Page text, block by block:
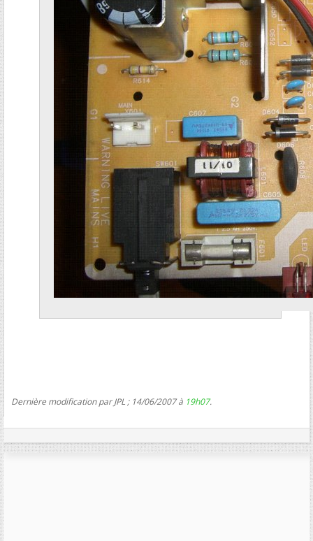
Dernière modification par JPL ; 14/06/2007 à 19h07.